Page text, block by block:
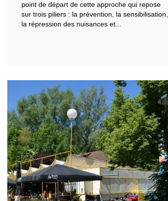
point de départ de cette approche qui repose
sur trois piliers : la prévention, la sensibilisation,
la répression des nuisances et...